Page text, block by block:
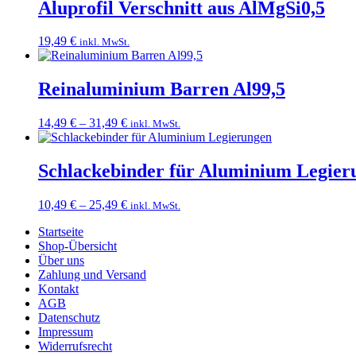
Aluprofil Verschnitt aus AlMgSi0,5
19,49 € inkl. MwSt.
Reinaluminium Barren Al99,5
14,49 € – 31,49 €Preisspanne:
14,49 €
31,49 €
inkl. MwSt.
Schlackebinder für Aluminium
10,49 € – 25,49 €Preisspanne:
inkl. MwSt.
Startseite
Shop-Übersicht
Über uns
Zahlung und Versand
Kontakt
AGB
Datenschutz
Impressum
Widerrufsrecht